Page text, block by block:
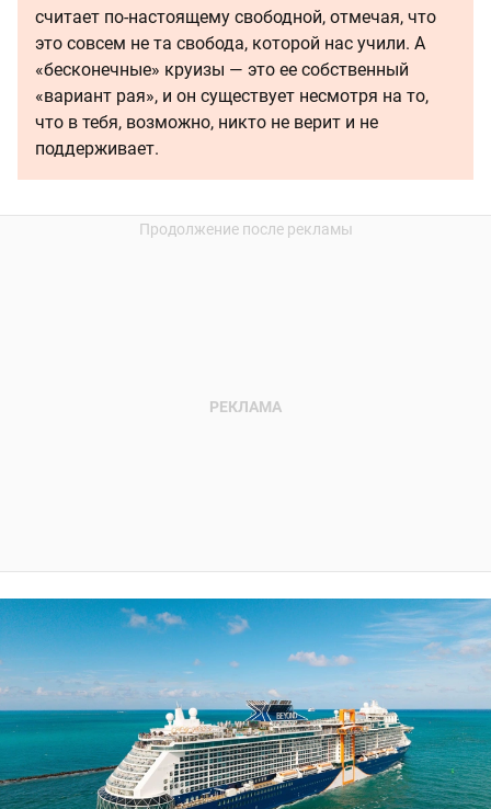
считает по-настоящему свободной, отмечая, что
это совсем не та свобода, которой нас учили. А
«бесконечные» круизы — это ее собственный
«вариант рая», и он существует несмотря на то,
что в тебя, возможно, никто не верит и не
поддерживает.